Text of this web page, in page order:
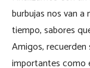
burbujas nos van
tiempo, sabores
Amigos,
importantes como